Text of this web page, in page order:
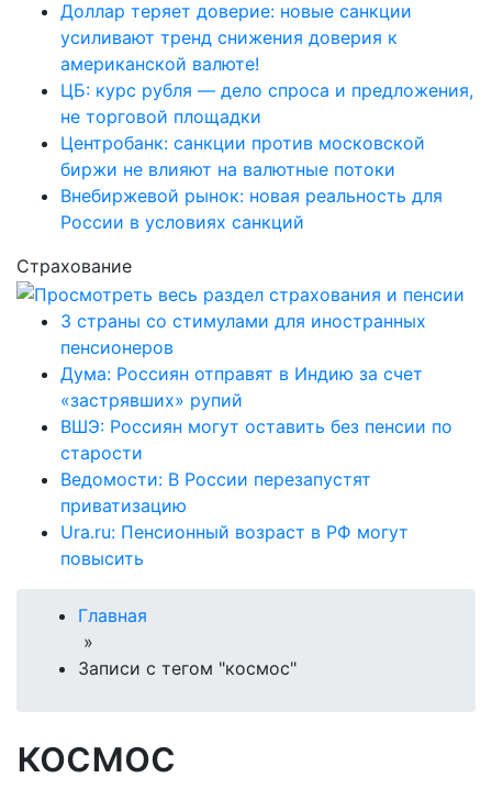
Доллар теряет доверие: новые санкции
усиливают тренд снижения доверия к
американской валюте!
ЦБ: курс рубля — дело спроса и предложения,
не торговой площадки
Центробанк: санкции против московской
биржи не влияют на валютные потоки
Внебиржевой рынок: новая реальность для
России в условиях санкций
Страхование
3 страны со стимулами для иностранных
пенсионеров
Дума: Россиян отправят в Индию за счет
«застрявших» рупий
ВШЭ: Россиян могут оставить без пенсии по
старости
Ведомости: В России перезапустят
приватизацию
Ura.ru: Пенсионный возраст в РФ могут
повысить
Главная
»
Записи с тегом "космос"
космос